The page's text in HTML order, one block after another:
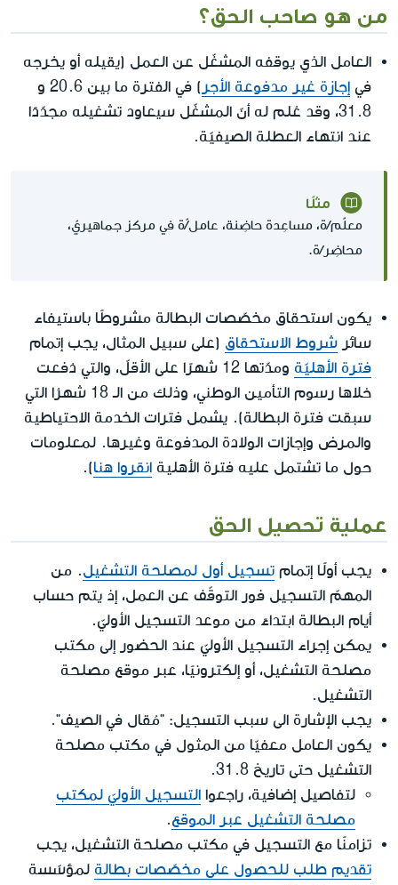
من هو صاحب الحق؟
العامل الذي يوقفه المشغّل عن العمل (يقيله أو يخرجه
في إجازة غير مدفوعة الأجر
) في الفترة ما بين 20.6 و
31.8، وقد عُلم له أنّ المشغّل سيعاود تشغيله مجدّدًا
عند انتهاء العطلة الصيفيّة.
مثلًا
معلّم/ة، مساعِدة حاضِنة، عامل/ّة في مركز جماهيريّ،
محاضِر/ة.
يكون استحقاق مخصّصات البطالة مشروطًا باستيفاء
سائر شروط الاستحقاق (على سبيل المثال، يجب إتمام
فترة الأهليّة
ومدّتها 12 شهرًا على الأقلّ، والتي دُفعت
خلاها رسوم التأمين الوطني، وذلك من الـ 18 شهرُا التي
سبقت فترة البطالة). يشمل فترات الخدمة الاحتياطية
والمرض وإجازات الولادة المدفوعة وغيرها. لمعلومات
حول ما تشتمل عليه فترة الأهلية انقروا هنا).
عملية تحصيل الحق
يجب أولًا إتمام تسجيل أول لمصلحة التشغيل. من
المهمّ التسجيل فور التوقّف عن العمل، إذ يتم حساب
أيام البطالة ابتداءً من موعد التسجيل الأوليّ.
يمكن إجراء التسجيل الأوليّ عند الحضور إلى مكتب
مصلحة التشغيل، أو إلكترونيًا، عبر موقع مصلحة
التشغيل.
يجب الإشارة الى سبب التسجيل: "مُقال في الصيف".
يكون العامل معفيّا من المثول في مكتب مصلحة
التشغيل حتى تاريخ 31.8.
لتفاصيل إضافية، راجعوا التسجيل الأوليّ لمكتب
مصلحة التشغيل عبر الموقع.
تزامنًا مع التسجيل في مكتب مصلحة التشغيل، يجب
تقديم طلب للحصول على مخصّصات بطالة لمؤسّسة